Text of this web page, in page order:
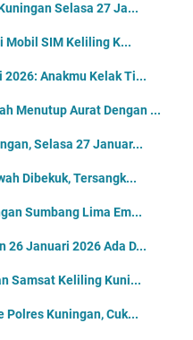
Selasa 27 Ja...
Mobil SIM Keliling K...
Anakmu Kelak Ti...
Menutup Aurat Dengan ...
Selasa 27 Januar...
Dibekuk, Tersangk...
Sumbang Lima Em...
26 Januari 2026 Ada D...
Samsat Keliling Kuni...
Polres Kuningan, Cuk...